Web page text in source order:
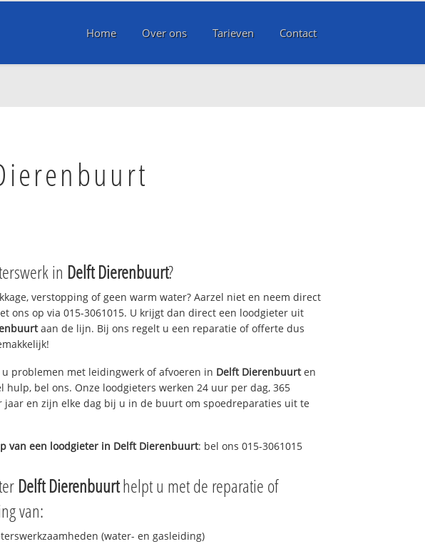
Home Over ons Tarieven Contact
in Delft Dierenbuurt?
verstopping of geen warm water? Aarzel niet en neem direct
ons op via 015-3061015. U krijgt dan direct een loodgieter uit
aan de lijn. Bij ons regelt u een reparatie of offerte dus
u problemen met leidingwerk of afvoeren in Delft Dierenbuurten
hulp, bel ons. Onze loodgieters werken 24 uur per dag, 365
jaar en zijn elke dag bij u in de buurt om spoedreparaties uit te
van een loodgieter in Delft Dierenbuurt: bel ons 015-3061015
Delft Dierenbuurthelpt u met de reparatie of
van:
(water- en gasleiding)